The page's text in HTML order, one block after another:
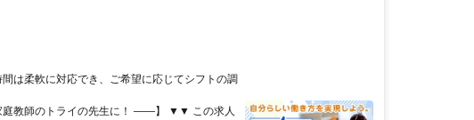
は柔軟に対応でき、ご希望に応じてシフトの調
教師のトライの先生に！ ――】 ▼▼ この求人